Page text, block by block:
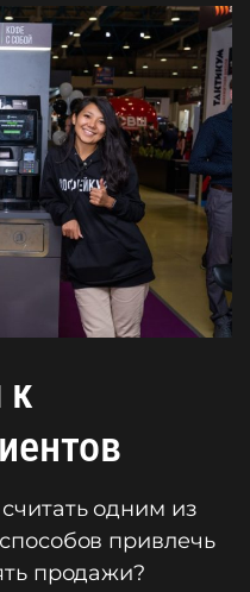
к
одним из
привлечь
продажи?